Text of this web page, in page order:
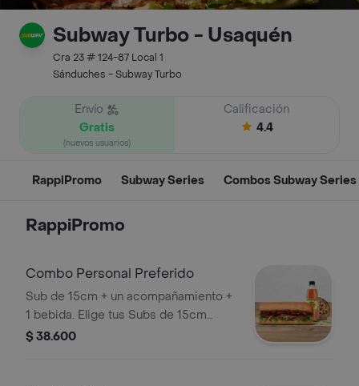
Subway Turbo - Usaquén
Cra 23 # 124-87 Local 1
Sánduches - Subway Turbo
Envío
Gratis
(nuevos usuarios)
Calificación
4.4
RappiPromo Subway Series Combos Subway Series
RappiPromo
Combo Personal Preferido
Sub de 15cm + un acompañamiento +
1 bebida. Elige tus Subs de 15cm
entre Costilla y Cerdo BBQ
$ 38.600